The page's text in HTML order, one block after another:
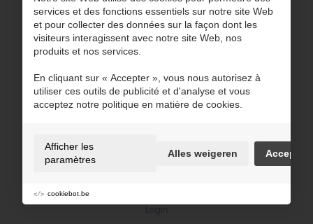
Secteurs
ESG
Contact
Conditions d'utilisation et politique de confidentialité
services et des fonctions essentiels sur notre site Web
et pour collecter des données sur la façon dont les
visiteurs interagissent avec notre site Web, nos
produits et nos services.
En cliquant sur « Accepter », vous nous autorisez à
utiliser ces outils de publicité et d'analyse et vous
acceptez notre politique en matière de cookies.
Afficher les
paramètres
Alles weigeren Accepter
cookiebot.be